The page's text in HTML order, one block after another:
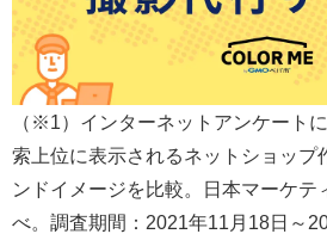
（※1）インターネットアンケート
索上位に表示されるネットショップ
ンドイメージを比較。日本マーケテ
べ。調査期間：2021年11月18日～